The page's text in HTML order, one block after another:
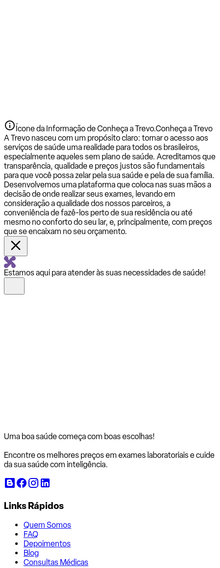
Ícone da Informação de Conheça a Trevo.Conheça a Trevo
A Trevo nasceu com um propósito claro: tornar o acesso aos
serviços de saúde uma realidade para todos os brasileiros,
especialmente aqueles sem plano de saúde. Acreditamos que
transparência, qualidade e preços justos são fundamentais
para que você possa zelar pela sua saúde e pela de sua família.
Desenvolvemos uma plataforma que coloca nas suas mãos a
decisão de onde realizar seus exames, levando em
consideração a qualidade dos nossos parceiros, a
conveniência de fazê-los perto de sua residência ou até
mesmo no conforto do seu lar, e, principalmente, com preços
que se encaixam no seu orçamento.
Estamos aqui para atender às suas necessidades de saúde!
Uma boa saúde começa com boas escolhas!
Encontre os melhores preços em exames laboratoriais e cuide
da sua saúde com inteligência.
Links Rápidos
Quem Somos
FAQ
Depoimentos
Blog
Consultas Médicas